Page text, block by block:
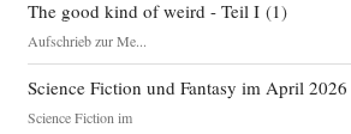
The good kind of weird - Teil I(1)
Aufschrieb zur Me...
Science Fiction und Fantasy im April 2026
Science Fiction im